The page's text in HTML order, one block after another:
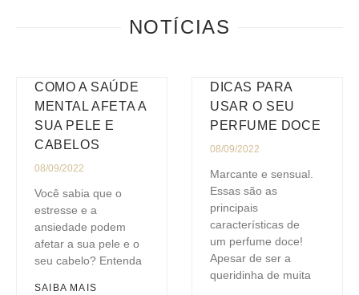
NOTÍCIAS
COMO A SAÚDE
MENTAL AFETA A
SUA PELE E
CABELOS
08/09/2022
Você sabia que o
estresse e a
ansiedade podem
afetar a sua pele e o
seu cabelo? Entenda
SAIBA MAIS
DICAS PARA
USAR O SEU
PERFUME DOCE
08/09/2022
Marcante e sensual.
Essas são as
principais
características de
um perfume doce!
Apesar de ser a
queridinha de muita